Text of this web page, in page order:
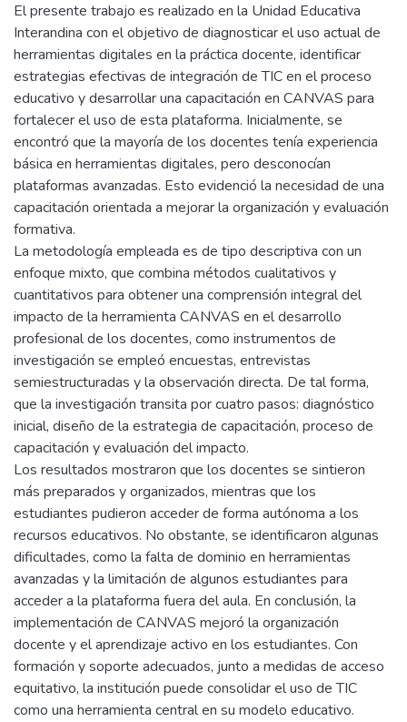
El presente trabajo es realizado en la Unidad Educativa
Interandina con el objetivo de diagnosticar el uso actual de
herramientas digitales en la práctica docente, identificar
estrategias efectivas de integración de TIC en el proceso
educativo y desarrollar una capacitación en CANVAS para
fortalecer el uso de esta plataforma. Inicialmente, se
encontró que la mayoría de los docentes tenía experiencia
básica en herramientas digitales, pero desconocían
plataformas avanzadas. Esto evidenció la necesidad de una
capacitación orientada a mejorar la organización y evaluación
formativa.
La metodología empleada es de tipo descriptiva con un
enfoque mixto, que combina métodos cualitativos y
cuantitativos para obtener una comprensión integral del
impacto de la herramienta CANVAS en el desarrollo
profesional de los docentes, como instrumentos de
investigación se empleó encuestas, entrevistas
semiestructuradas y la observación directa. De tal forma,
que la investigación transita por cuatro pasos: diagnóstico
inicial, diseño de la estrategia de capacitación, proceso de
capacitación y evaluación del impacto.
Los resultados mostraron que los docentes se sintieron
más preparados y organizados, mientras que los
estudiantes pudieron acceder de forma autónoma a los
recursos educativos. No obstante, se identificaron algunas
dificultades, como la falta de dominio en herramientas
avanzadas y la limitación de algunos estudiantes para
acceder a la plataforma fuera del aula. En conclusión, la
implementación de CANVAS mejoró la organización
docente y el aprendizaje activo en los estudiantes. Con
formación y soporte adecuados, junto a medidas de acceso
equitativo, la institución puede consolidar el uso de TIC
como una herramienta central en su modelo educativo.